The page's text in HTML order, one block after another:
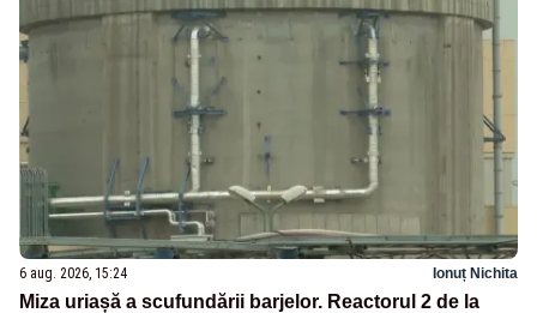
6 aug. 2026, 15:24 Ionuț Nichita
Miza uriașă a scufundării barjelor. Reactorul 2 de la